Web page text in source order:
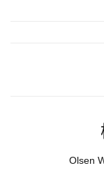
Olsen